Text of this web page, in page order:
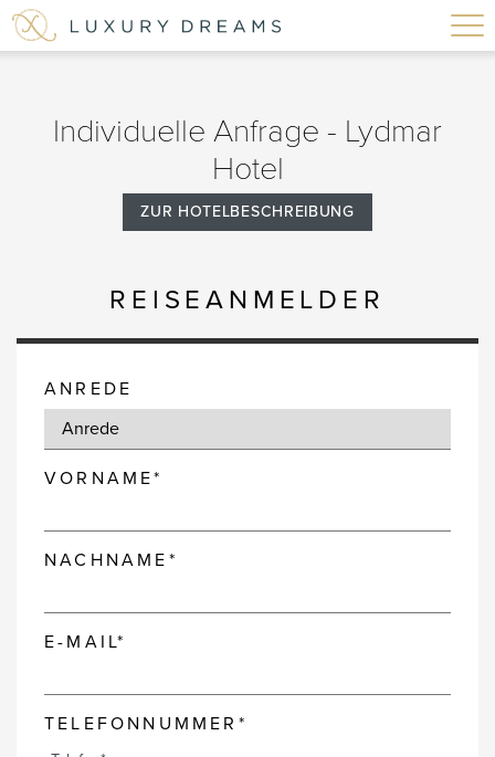
Individuelle Anfrage - Lydmar
Hotel
ZUR HOTELBESCHREIBUNG
REISEANMELDER
ANREDE
VORNAME*
NACHNAME*
E-MAIL*
TELEFONNUMMER*